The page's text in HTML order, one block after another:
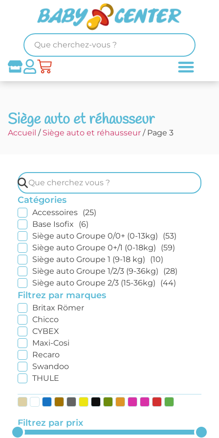
Siège auto et réhausseur
Accueil / Siège auto et réhausseur / Page 3
Catégories
Accessoires (25)
Base Isofix
(6)
Siège auto Groupe 0/0+ (0-13kg)
(53)
Siège auto Groupe 0+/1 (0-18kg)
(59)
Siège auto Groupe 1 (9-18 kg)
(10)
Siège auto Groupe 1/2/3 (9-36kg)
(28)
Siège auto Groupe 2/3 (15-36kg)
(44)
Filtrez par marques
Britax Römer
Chicco
CYBEX
Maxi-Cosi
Recaro
Swandoo
THULE
Filtrez par prix